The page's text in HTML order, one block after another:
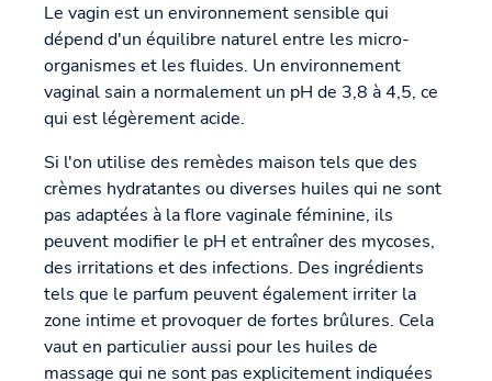
Le vagin est un environnement sensible qui
dépend d'un équilibre naturel entre les micro-
organismes et les fluides. Un environnement
vaginal sain a normalement un pH de 3,8 à 4,5, ce
qui est légèrement acide.
Si l'on utilise des remèdes maison tels que des
crèmes hydratantes ou diverses huiles qui ne sont
pas adaptées à la flore vaginale féminine, ils
peuvent modifier le pH et entraîner des mycoses,
des irritations et des infections. Des ingrédients
tels que le parfum peuvent également irriter la
zone intime et provoquer de fortes brûlures. Cela
vaut en particulier aussi pour les huiles de
massage qui ne sont pas explicitement indiquées